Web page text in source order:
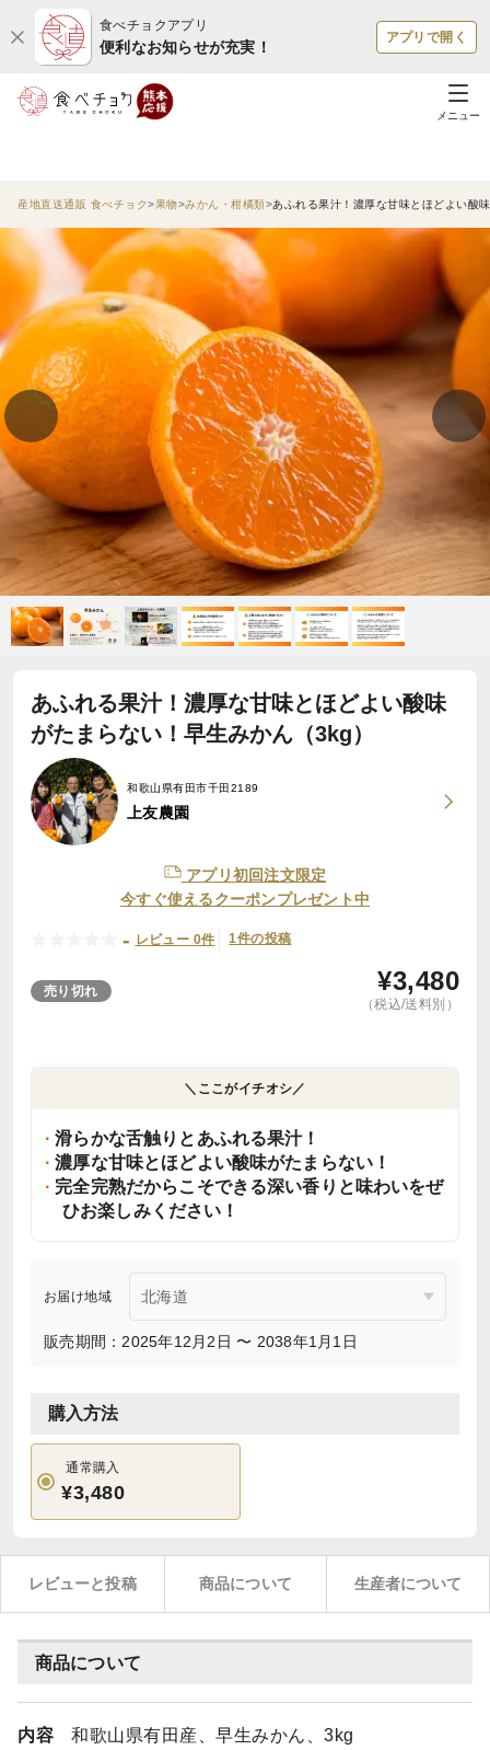
食べチョクアプリ
便利なお知らせが充実！
アプリで開く
メニュー
産地直送通販 食べチョク 果物 みかん・柑橘類 あふれる果汁！濃厚な甘味とほどよい酸
あふれる果汁！濃厚な甘味とほどよい酸味
がたまらない！早生みかん（3kg）
和歌山県有田市千田2189
上友農園
アプリ初回注文限定
今すぐ使えるクーポンプレゼント中
- レビュー 0件 1件の投稿
売り切れ ¥3,480
（税込/送料別）
＼ここがイチオシ／
滑らかな舌触りとあふれる果汁！
濃厚な甘味とほどよい酸味がたまらない！
完全完熟だからこそできる深い香りと味わいをぜ
ひお楽しみください！
お届け地域
販売期間：2025年12月2日 〜 2038年1月1日
購入方法
通常購入
¥3,480
レビューと投稿 商品について 生産者について
商品について
内容 和歌山県有田産、早生みかん、3kg